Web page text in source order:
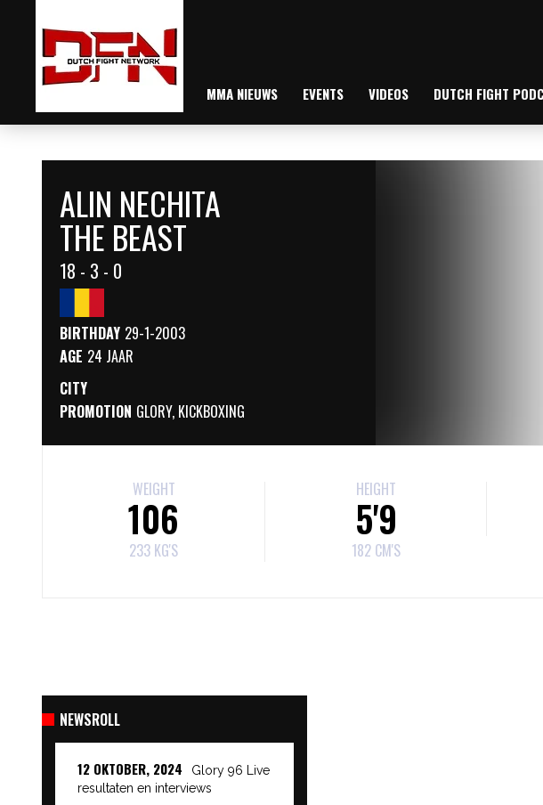
MMA NIEUWS EVENTS VIDEOS DUTCH FIGHT
ALIN NECHITA
THE BEAST
18 - 3 - 0
BIRTHDAY 29-1-2003
AGE 24 JAAR
CITY
PROMOTION GLORY, KICKBOXING
WEIGHT
106
233 KG'S
HEIGHT
5'9
182 CM'S
NEWSROLL
12 OKTOBER, 2024
Glory 96 Live
resultaten en interviews